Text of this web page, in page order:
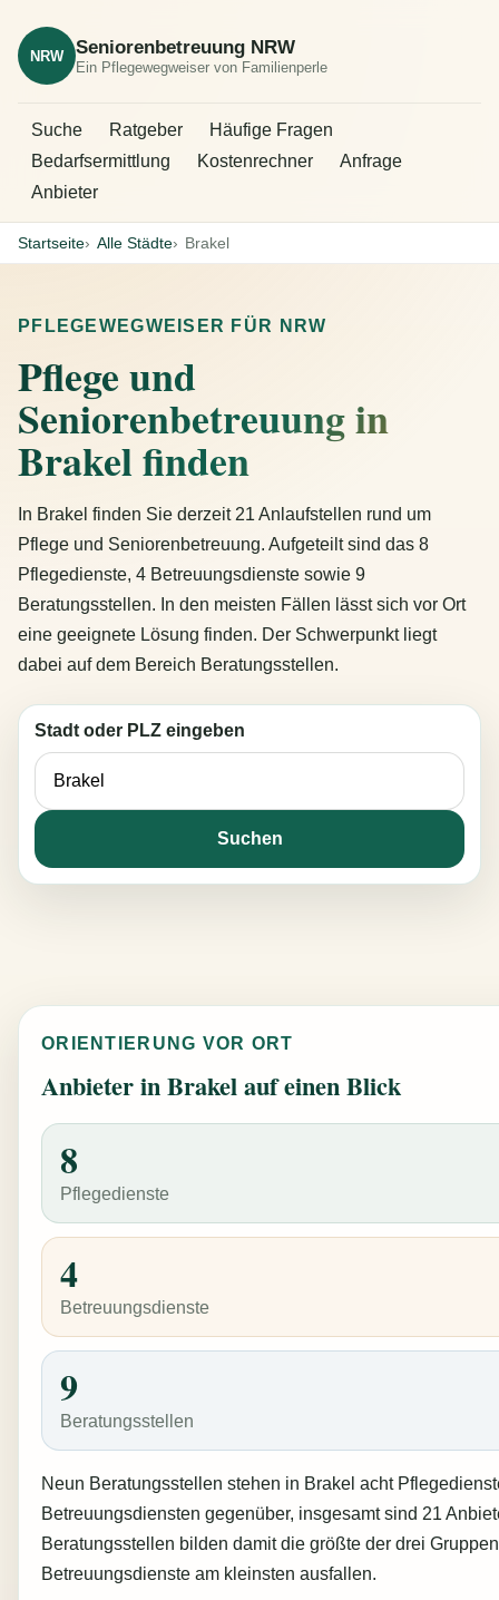
NRW Seniorenbetreuung NRW
Ein Pflegewegweiser von Familienperle
Suche Ratgeber
Häufige Fragen
Bedarfsermittlung
Kostenrechner
Anfrage
Anbieter
Startseite Alle Städte Brakel
PFLEGEWEGWEISER FÜR NRW
Pflege und
Seniorenbetreuung in
Brakel finden
In Brakel finden Sie derzeit 21 Anlaufstellen rund um
Pflege und Seniorenbetreuung. Aufgeteilt sind das 8
Pflegedienste, 4 Betreuungsdienste sowie 9
Beratungsstellen. In den meisten Fällen lässt sich vor Ort
eine geeignete Lösung finden. Der Schwerpunkt liegt
dabei auf dem Bereich Beratungsstellen.
Stadt oder PLZ eingeben
Suchen
ORIENTIERUNG VOR ORT
Anbieter in Brakel auf einen Blick
8
Pflegedienste
4
Betreuungsdienste
9
Beratungsstellen
Neun Beratungsstellen stehen in Brakel acht
Betreuungsdiensten gegenüber, insgesamt sind 21
Beratungsstellen bilden damit die größte der drei
Betreuungsdienste am kleinsten ausfallen.